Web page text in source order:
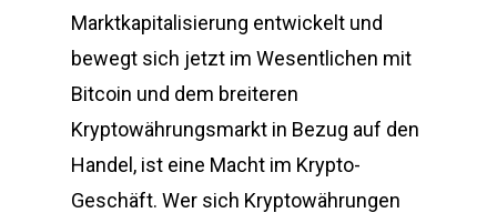
Marktkapitalisierung entwickelt und
bewegt sich jetzt im Wesentlichen mit
Bitcoin und dem breiteren
Kryptowährungsmarkt in Bezug auf den
Handel, ist eine Macht im Krypto-
Geschäft. Wer sich Kryptowährungen